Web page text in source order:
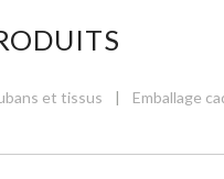
et tissus Emballage